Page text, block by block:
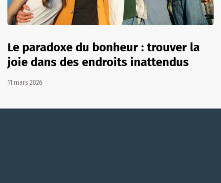
Le paradoxe du bonheur : trouver la
joie dans des endroits inattendus
11 mars 2026